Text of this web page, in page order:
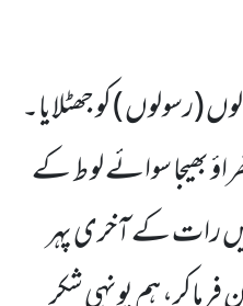
(رسولوں ) کو جھٹلایا۔
بھیجا سوائے لو ط کے
رات کے آخری پہر